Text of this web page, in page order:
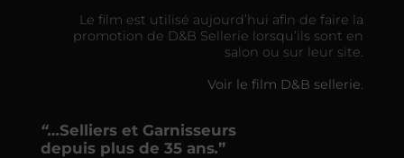
Le film est utilisé aujourd’hui afin de faire la
promotion de D&B Sellerie lorsqu’ils sont en
salon ou sur leur site.
Voir le film D&B sellerie.
“…Selliers et Garnisseurs
depuis plus de 35 ans.”